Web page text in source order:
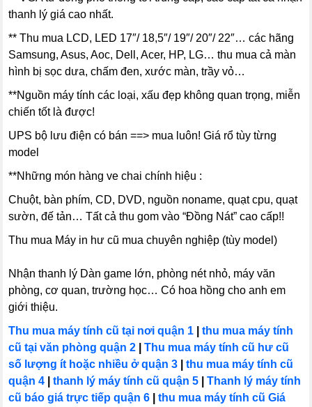
thanh lý giá cao nhất.
** Thu mua LCD, LED 17″/ 18,5″/ 19″/ 20″/ 22″… các hãng
Samsung, Asus, Aoc, Dell, Acer, HP, LG… thu mua cả màn
hình bị sọc dưa, chấm đen, xước màn, trầy vỏ…
**Nguồn máy tính các loại, xấu đẹp không quan trọng, miễn
chiến tốt là được!
UPS bộ lưu điện có bán ==> mua luôn! Giá rổ tùy từng
model
**Những món hàng ve chai chính hiệu :
Chuột, bàn phím, CD, DVD, nguồn noname, quạt cpu, quạt
sườn, đế tản… Tất cả thu gom vào “Đồng Nát” cao cấp!!
Thu mua Máy in hư cũ mua chuyên nghiệp (tùy model)
Nhận thanh lý Dàn game lớn, phòng nét nhỏ, máy văn
phòng, cơ quan, trường học… Có hoa hồng cho anh em
giới thiệu.
Thu mua máy tính cũ tại nơi quận 1
thu mua máy tính
cũ tại văn phòng quận 2
Thu mua máy tính cũ hư cũ
số lượng ít hoặc nhiều ở quận 3
thu mua máy tính cũ
quận 4
thanh lý máy tính cũ quận 5
Thanh lý máy tính
cũ báo giá trực tiếp quận 6
thu mua máy tính cũ Giá